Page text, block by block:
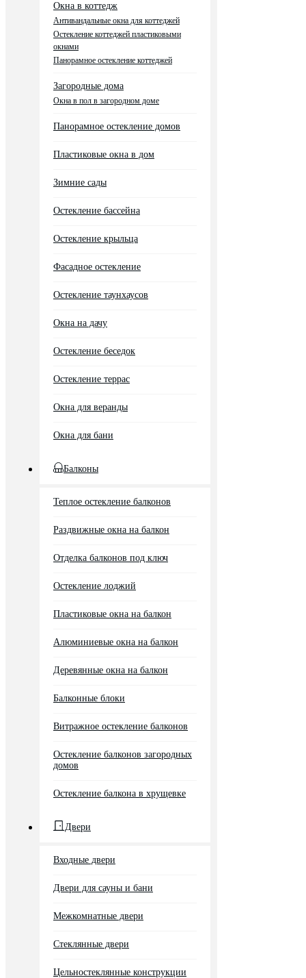
Окна в коттедж
Антивандальные окна для коттеджей
Остекление коттеджей пластиковыми
окнами
Панорамное остекление коттеджей
Загородные дома
Окна в пол в загородном доме
Панорамное остекление домов
Пластиковые окна в дом
Зимние сады
Остекление бассейна
Остекление крыльца
Фасадное остекление
Остекление таунхаусов
Окна на дачу
Остекление беседок
Остекление террас
Окна для веранды
Окна для бани
Балконы
Теплое остекление балконов
Раздвижные окна на балкон
Отделка балконов под ключ
Остекление лоджий
Пластиковые окна на балкон
Алюминиевые окна на балкон
Деревянные окна на балкон
Балконные блоки
Витражное остекление балконов
Остекление балконов загородных
домов
Остекление балкона в хрущевке
Двери
Входные двери
Двери для сауны и бани
Межкомнатные двери
Стеклянные двери
Цельностеклянные конструкции